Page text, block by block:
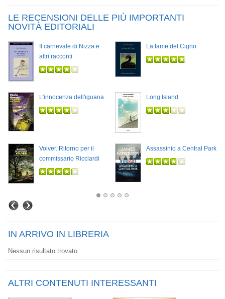
LE RECENSIONI DELLE PIÙ IMPORTANTI
NOVITÀ EDITORIALI
Il carnevale di Nizza e
altri racconti
La fame del Cigno
L'innocenza dell'iguana Long Island
Volver. Ritorno per il
commissario Ricciardi
Assassinio a Central Park
IN ARRIVO IN LIBRERIA
Nessun risultato trovato
ALTRI CONTENUTI INTERESSANTI